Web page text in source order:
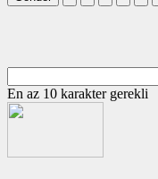
En az 10 karakter gerekli